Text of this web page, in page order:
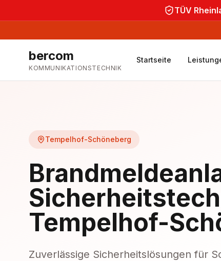
TÜV
bercom
KOMMUNIKATIONSTECHNIK
Startseite
Tempelhof-Schöneberg
Tempelhof-
Zuverlässige Sicherheitslösungen für